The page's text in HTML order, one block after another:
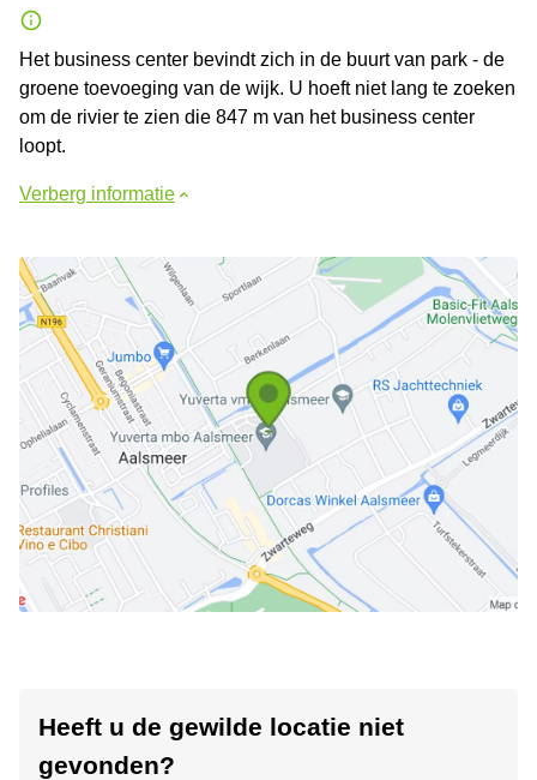
Het business center bevindt zich in de buurt van park - de
groene toevoeging van de wijk. U hoeft niet lang te zoeken
om de rivier te zien die 847 m van het business center
loopt.
Verberg informatie
Heeft u de gewilde locatie niet
gevonden?